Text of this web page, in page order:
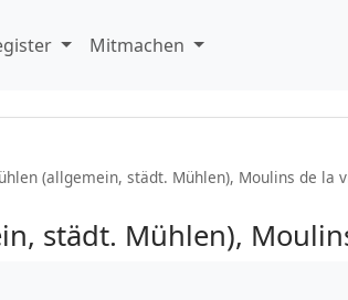
Mitmachen
(allgemein, städt. Mühlen), Moulins de la
städt. Mühlen),